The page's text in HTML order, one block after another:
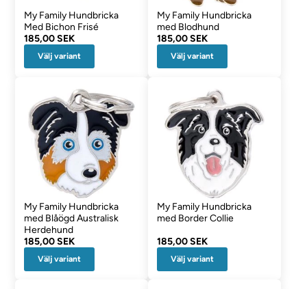
My Family Hundbricka
Med Bichon Frisé
185,00 SEK
Välj variant
My Family Hundbricka
med Blodhund
185,00 SEK
Välj variant
My Family Hundbricka
med Blåögd Australisk
Herdehund
185,00 SEK
Välj variant
My Family Hundbricka
med Border Collie
185,00 SEK
Välj variant